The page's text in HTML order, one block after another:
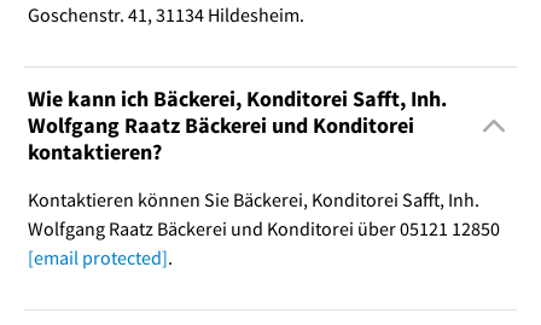
Goschenstr. 41, 31134 Hildesheim.
Wie kann ich Bäckerei, Konditorei Safft, Inh.
Wolfgang Raatz Bäckerei und Konditorei
kontaktieren?
Kontaktieren können Sie Bäckerei, Konditorei Safft, Inh.
Wolfgang Raatz Bäckerei und Konditorei über 05121 12850
[email protected].